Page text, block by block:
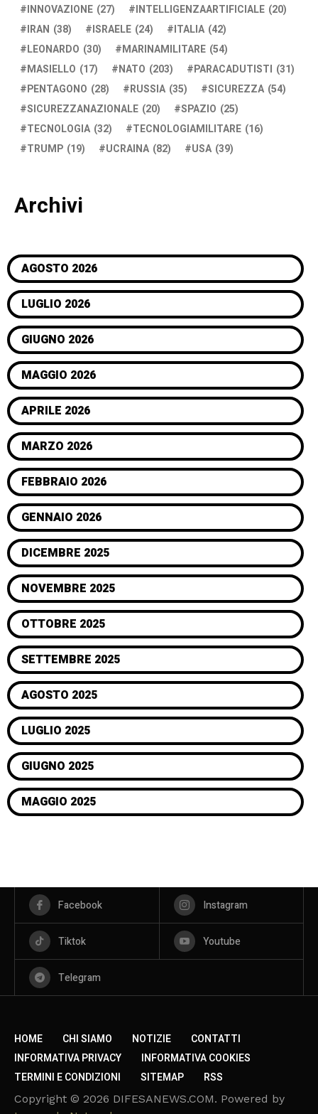
INNOVAZIONE (27) INTELLIGENZAARTIFICIALE (20)
IRAN (38) ISRAELE (24) ITALIA (42)
LEONARDO (30) MARINAMILITARE (54)
MASIELLO (17) NATO (203) PARACADUTISTI (31)
PENTAGONO (28) RUSSIA (35) SICUREZZA (54)
SICUREZZANAZIONALE (20) SPAZIO (25)
TECNOLOGIA (32) TECNOLOGIAMILITARE (16)
TRUMP (19) UCRAINA (82) USA (39)
Archivi
AGOSTO 2026
LUGLIO 2026
GIUGNO 2026
MAGGIO 2026
APRILE 2026
MARZO 2026
FEBBRAIO 2026
GENNAIO 2026
DICEMBRE 2025
NOVEMBRE 2025
OTTOBRE 2025
SETTEMBRE 2025
AGOSTO 2025
LUGLIO 2025
GIUGNO 2025
MAGGIO 2025
Facebook Instagram
Tiktok Youtube
Telegram
HOME CHI SIAMO NOTIZIE
CONTATTI
INFORMATIVA PRIVACY
INFORMATIVA COOKIES
TERMINI E CONDIZIONI
SITEMAP RSS
Copyright © 2026 DIFESANEWS.COM. Powered by